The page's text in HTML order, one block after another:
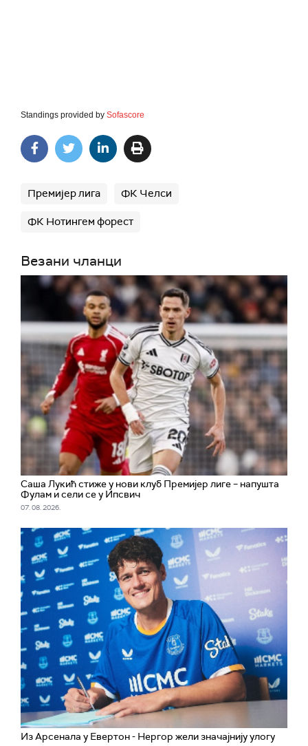
Standings provided by Sofascore
Премијер лига ФК Челси
ФК Нотингем форест
Везани чланци
Саша Лукић стиже у нови клуб Премијер лиге – напушта
Фулам и сели се у Ипсвич
07. 08. 2026.
Из Арсенала у Евертон - Нергор жели значајнију улогу